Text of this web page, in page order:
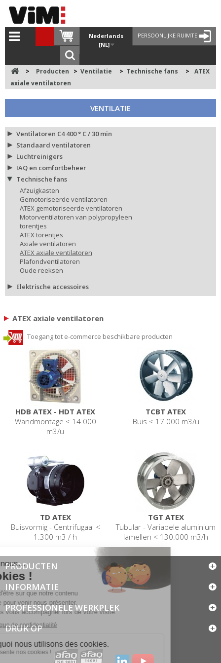
PERSOONLIJKE RUIMTE
Nederlands
[NL]
> Producten > Ventilatie > Technische fans >
ATEX
axiale ventilatoren
VENTILATIE
Ventilatoren C4 400 ° C / 30 min
Standaard ventilatoren
Luchtreinigers
IAQ en comfortbeheer
Technische fans
Afzuigkasten
Gemotoriseerde ventilatoren
ATEX gemotoriseerde ventilatoren
Motorventilatoren van polypropyleen
torentjes
ATEX torentjes
Axiale ventilatoren
ATEX axiale ventilatoren
Plafondventilatoren
Oude reeksen
Elektrische accessoires
ATEX axiale ventilatoren
Toegang tot e-commerce beschikbare producten
HDB ATEX - HDT ATEX
Wandmontage < 14.000
m3/u
TCBT ATEX
Buis < 17.000 m3/u
TD ATEX
Buisvormig - Centrifugaal <
1.300 m3 / h
TGT ATEX
Tubular - Variabele aluminium
lamellen < 130.000 m3/h
PRODUCTEN
INFORMATIE
PROFESSIONELE WERKPLEK
DRUK OP